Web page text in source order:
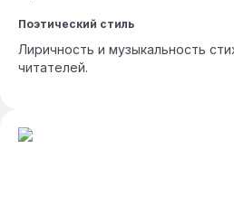
Поэтический стиль
Лиричность и музыкальность
читателей.